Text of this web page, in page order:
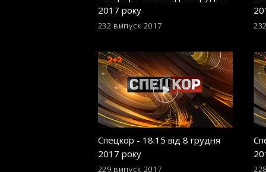
2017 року
232 випуск 2017
Спецкор - 18:15 від 8 грудня
2017 року
229 випуск 2017